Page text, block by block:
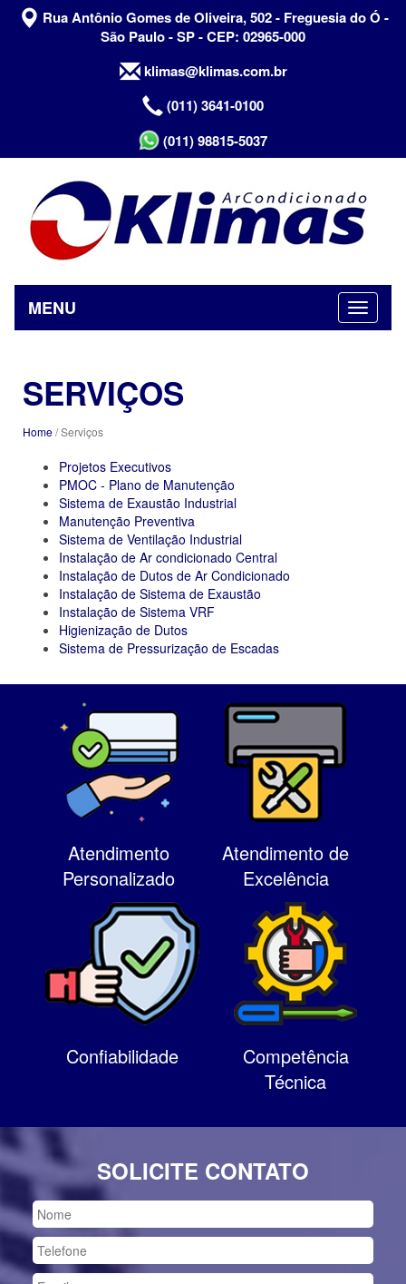
Rua Antônio Gomes de Oliveira, 502 - Freguesia do Ó -
São Paulo - SP - CEP: 02965-000
klimas@klimas.com.br
(011) 3641-0100
(011) 98815-5037
MENU
SERVIÇOS
Home/ Serviços
Projetos Executivos
PMOC - Plano de Manutenção
Sistema de Exaustão Industrial
Manutenção Preventiva
Sistema de Ventilação Industrial
Instalação de Ar condicionado Central
Instalação de Dutos de Ar Condicionado
Instalação de Sistema de Exaustão
Instalação de Sistema VRF
Higienização de Dutos
Sistema de Pressurização de Escadas
Atendimento
Personalizado
Atendimento de
Excelência
Confiabilidade
Competência
Técnica
SOLICITE CONTATO